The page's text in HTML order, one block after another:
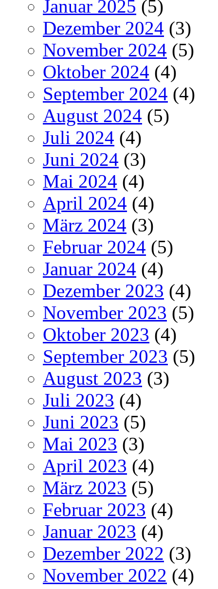
Januar 2025 (5)
Dezember 2024 (3)
November 2024 (5)
Oktober 2024 (4)
September 2024 (4)
August 2024 (5)
Juli 2024 (4)
Juni 2024 (3)
Mai 2024 (4)
April 2024 (4)
März 2024 (3)
Februar 2024 (5)
Januar 2024 (4)
Dezember 2023 (4)
November 2023 (5)
Oktober 2023 (4)
September 2023 (5)
August 2023 (3)
Juli 2023 (4)
Juni 2023 (5)
Mai 2023 (3)
April 2023 (4)
März 2023 (5)
Februar 2023 (4)
Januar 2023 (4)
Dezember 2022 (3)
November 2022 (4)